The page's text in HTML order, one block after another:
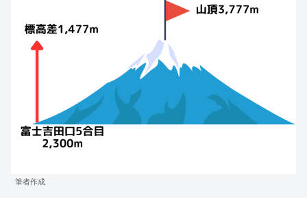
筆者作成